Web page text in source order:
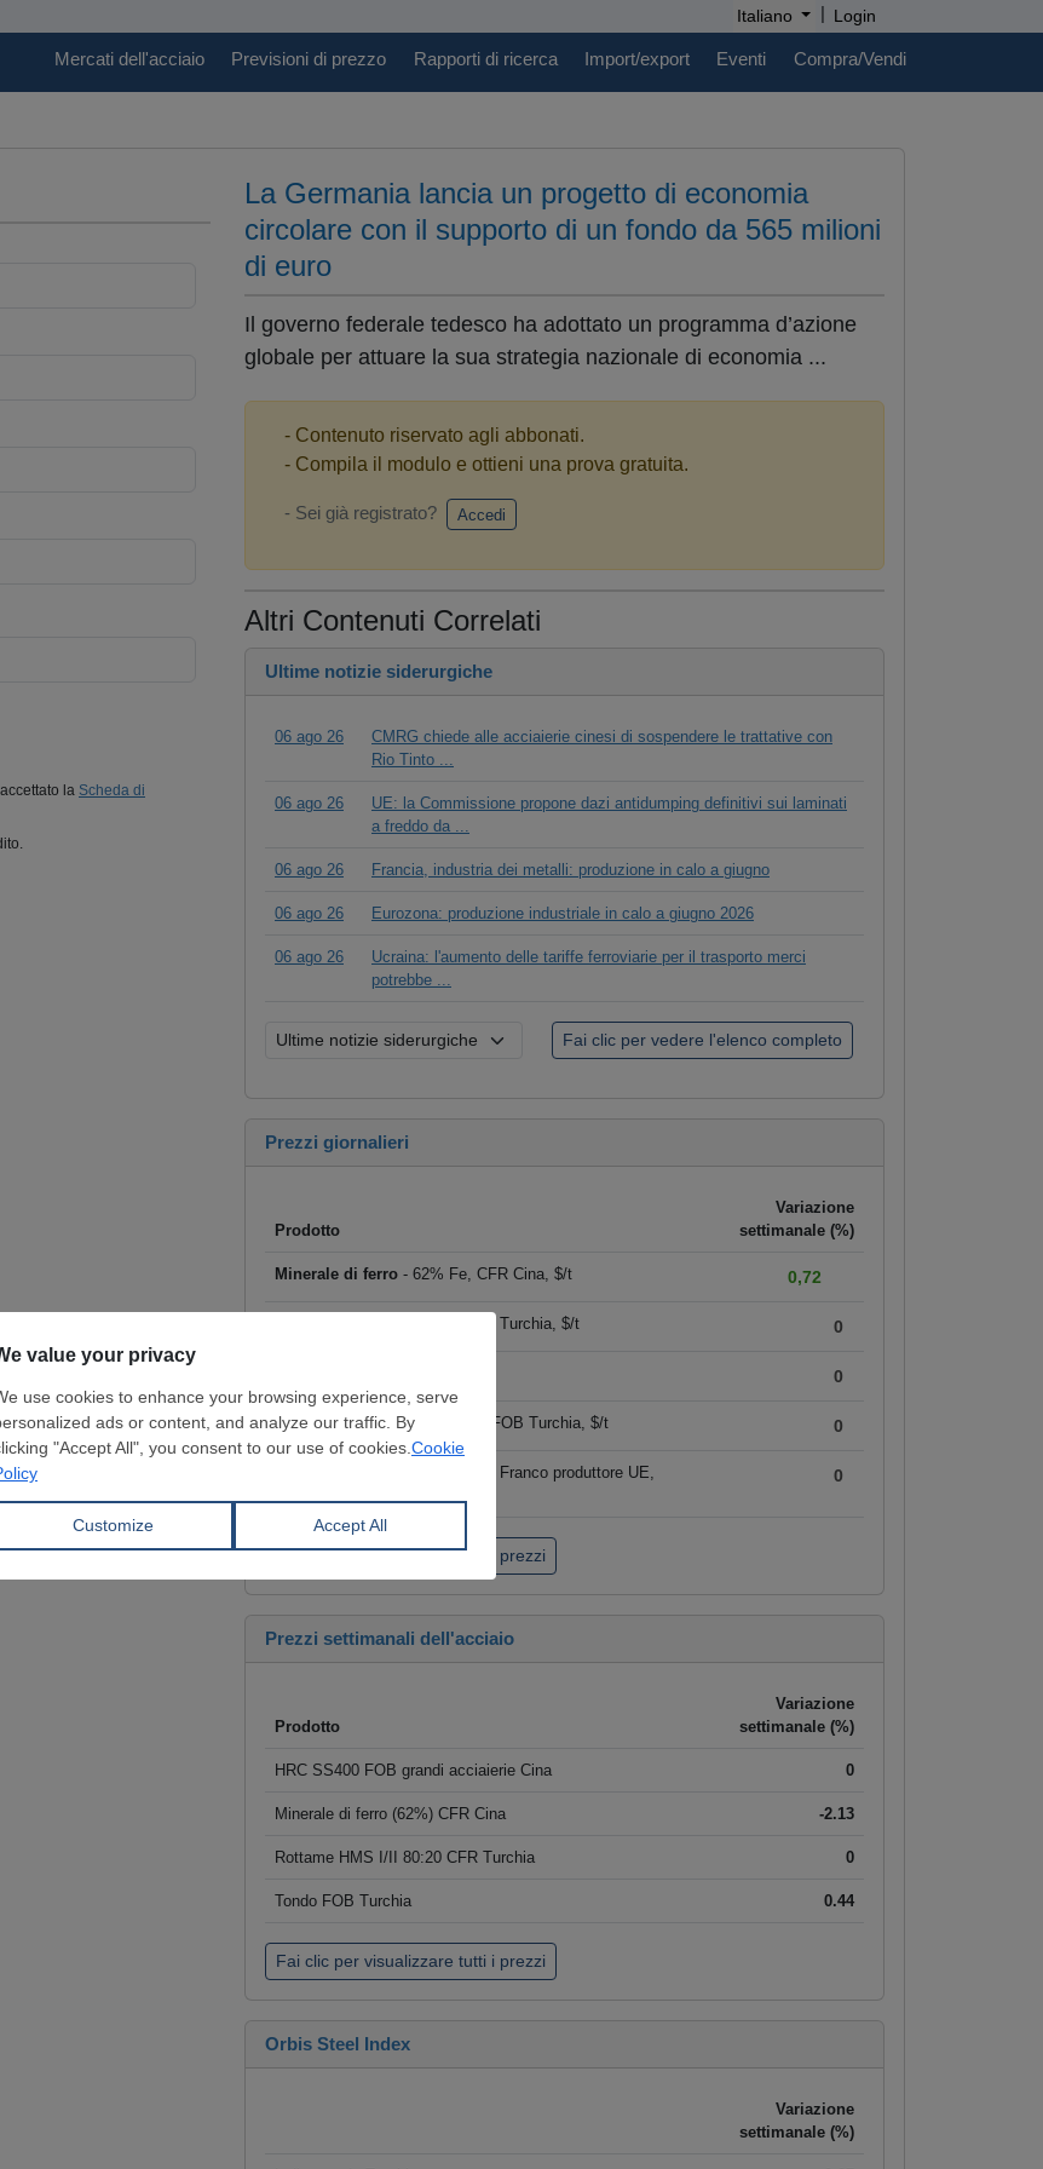
Italiano | Login
Mercati dell'acciaio Previsioni di prezzo Rapporti di ricerca Import/export Eventi Compra/Vendi
la Scheda di
La Germania lancia un progetto di economia
circolare con il supporto di un fondo da 565 milioni
di euro
Il governo federale tedesco ha adottato un programma d’azione
globale per attuare la sua strategia nazionale di economia ...
- Contenuto riservato agli abbonati.
- Compila il modulo e ottieni una prova gratuita.
- Sei già registrato? Accedi
Altri Contenuti Correlati
Ultime notizie siderurgiche
06 ago 26
CMRG chiede alle acciaierie cinesi di sospendere le trattative con
Rio Tinto ...
06 ago 26
UE: la Commissione propone dazi antidumping definitivi sui laminati
a freddo da ...
06 ago 26 Francia, industria dei metalli: produzione in calo a giugno
06 ago 26 Eurozona: produzione industriale in calo a giugno 2026
06 ago 26
Ucraina: l'aumento delle tariffe ferroviarie per il trasporto merci
potrebbe ...
Prezzi giornalieri
Prodotto
Variazione
settimanale (%)
Minerale di ferro - 62% Fe, CFR Cina, $/t 0,72
- HMS I/II 80:20, CFR Turchia, $/t 0
0
Tondo per cemento armato - FOB Turchia, $/t 0
- Franco produttore UE,
0
Fai clic per visualizzare tutti i prezzi
Prezzi settimanali dell'acciaio
Prodotto
Variazione
settimanale (%)
HRC SS400 FOB grandi acciaierie Cina 0
Minerale di ferro (62%) CFR Cina -2.13
Rottame HMS I/II 80:20 CFR Turchia 0
Tondo FOB Turchia 0.44
Fai clic per visualizzare tutti i prezzi
Orbis Steel Index
Variazione
settimanale (%)